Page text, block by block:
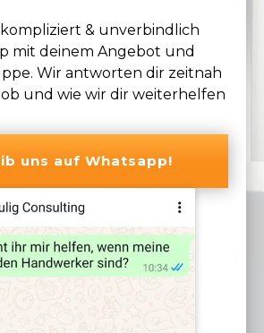
& unverbindlich
mit deinem Angebot und
Wir antworten dir zeitnah
und wie wir dir weiterhelfen
uns auf Whatsapp!